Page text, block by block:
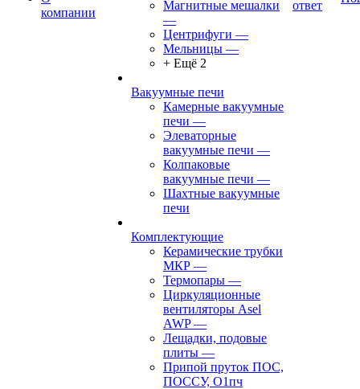
компании
Магнитные мешалки
—
Центрифуги —
Мельницы —
+ Ещё 2
Вакуумные печи
Камерные вакуумные
печи —
Элеваторные
вакуумные печи —
Колпаковые
вакуумные печи —
Шахтные вакуумные
печи
Комплектующие
Керамические трубки
МКР —
Термопары —
Циркуляционные
вентиляторы Asel
AWP—
Лещадки, подовые
плиты —
Припой пруток ПОС,
ПОССУ, О1пч
ответ